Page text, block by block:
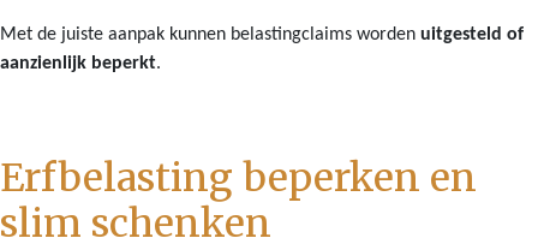
Met de juiste aanpak kunnen belastingclaims worden uitgesteld of
aanzienlijk beperkt.
Erfbelasting beperken en
slim schenken